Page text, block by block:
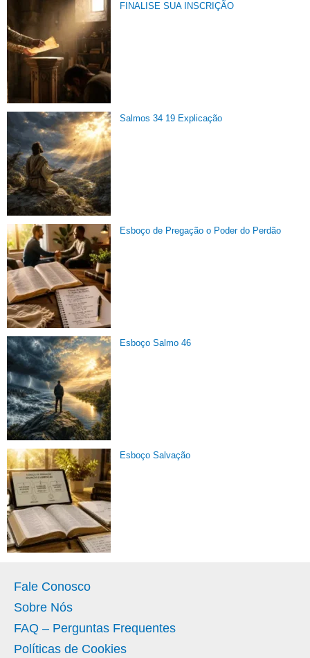
FINALISE SUA INSCRIÇÃO
Salmos 34 19 Explicação
Esboço de Pregação o Poder do Perdão
Esboço Salmo 46
Esboço Salvação
Fale Conosco
Sobre Nós
FAQ – Perguntas Frequentes
Políticas de Cookies